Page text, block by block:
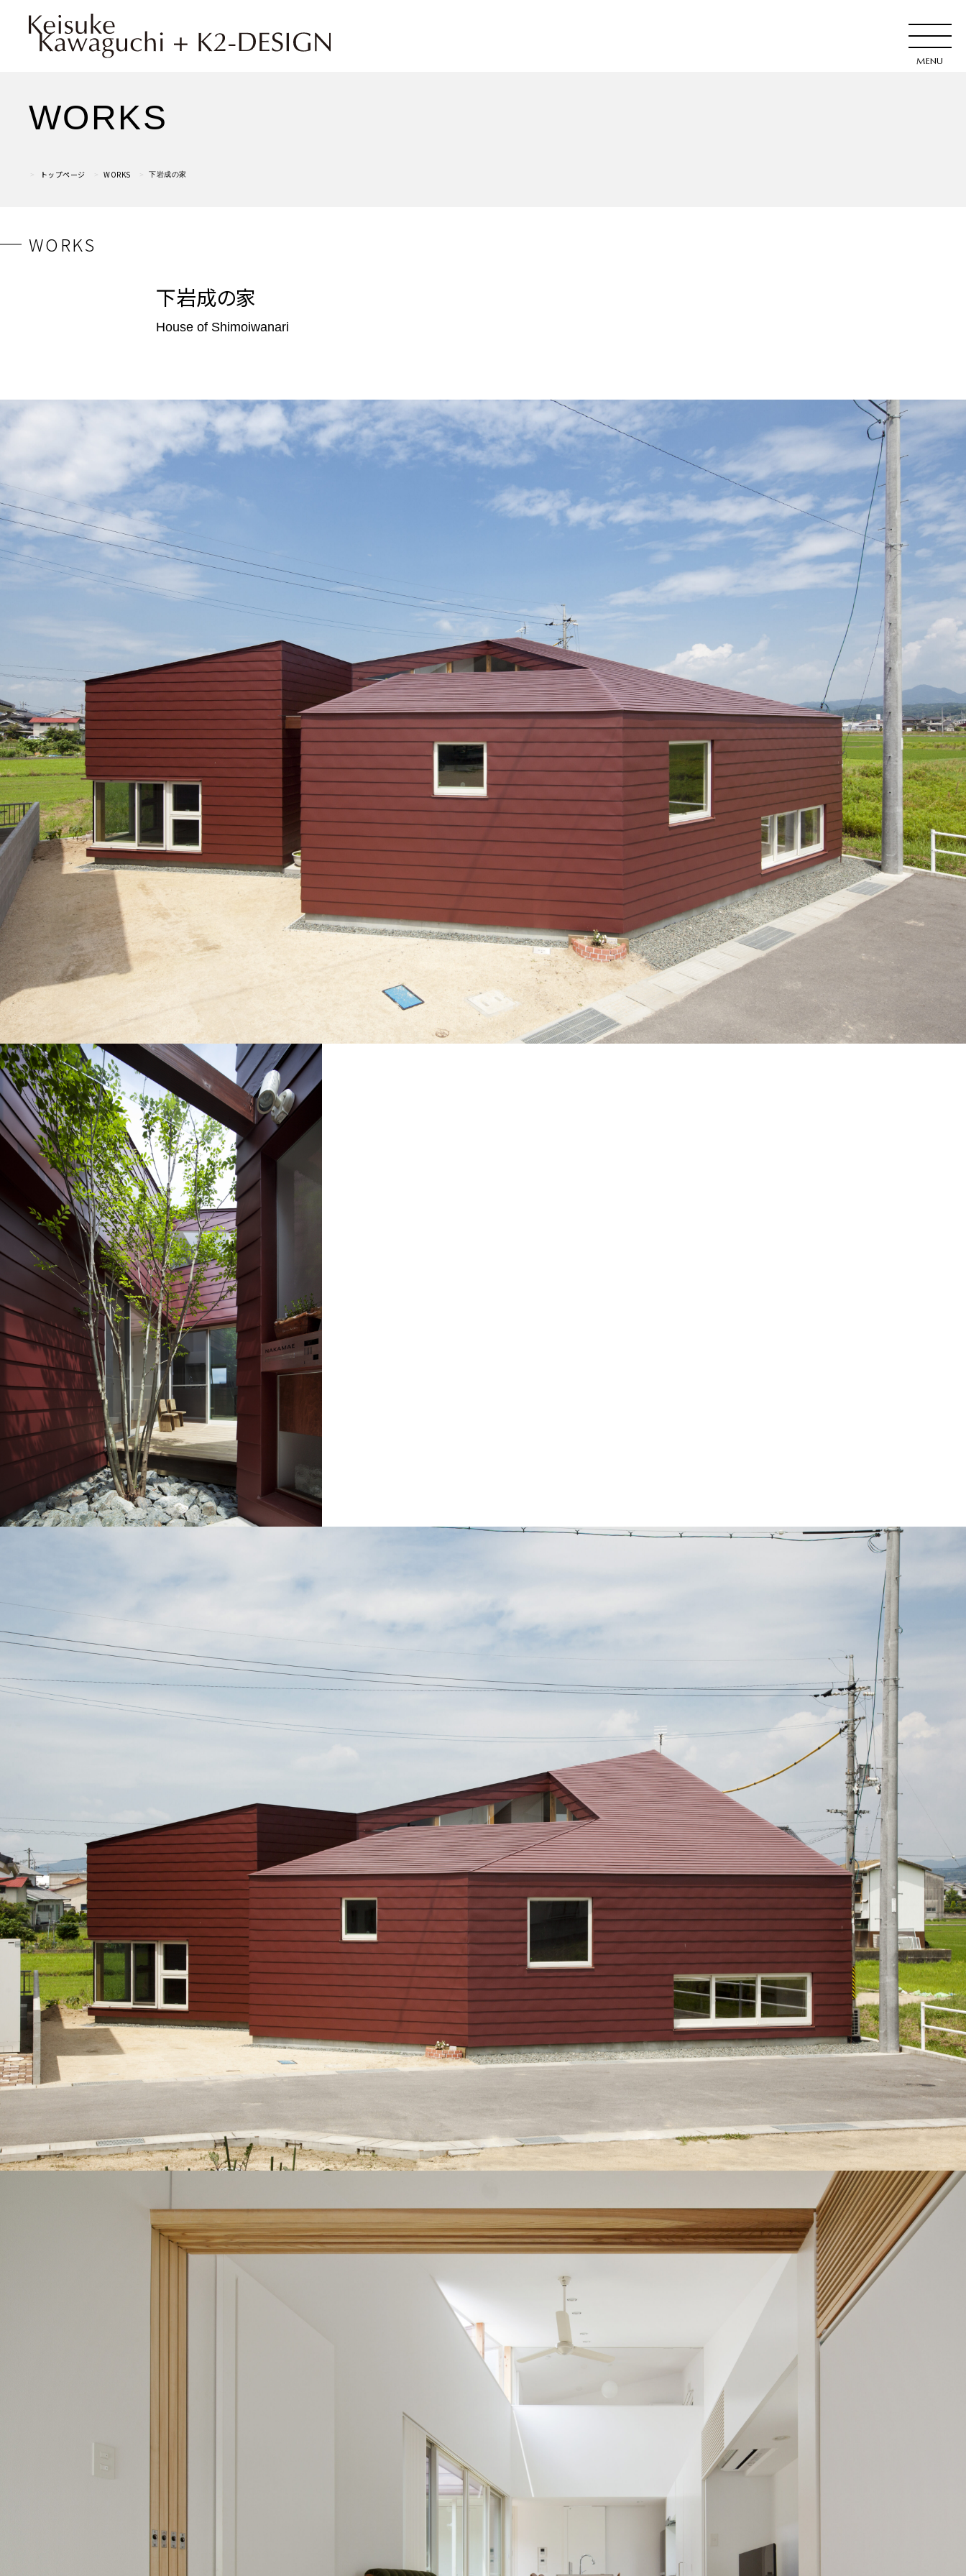
WORKS
トップページ WORKS 下岩成の家
WORKS
下岩成の家
House of Shimoiwanari